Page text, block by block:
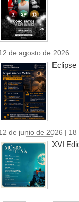
de agosto de 2026
Eclipse
de junio de 2026 |
XVI